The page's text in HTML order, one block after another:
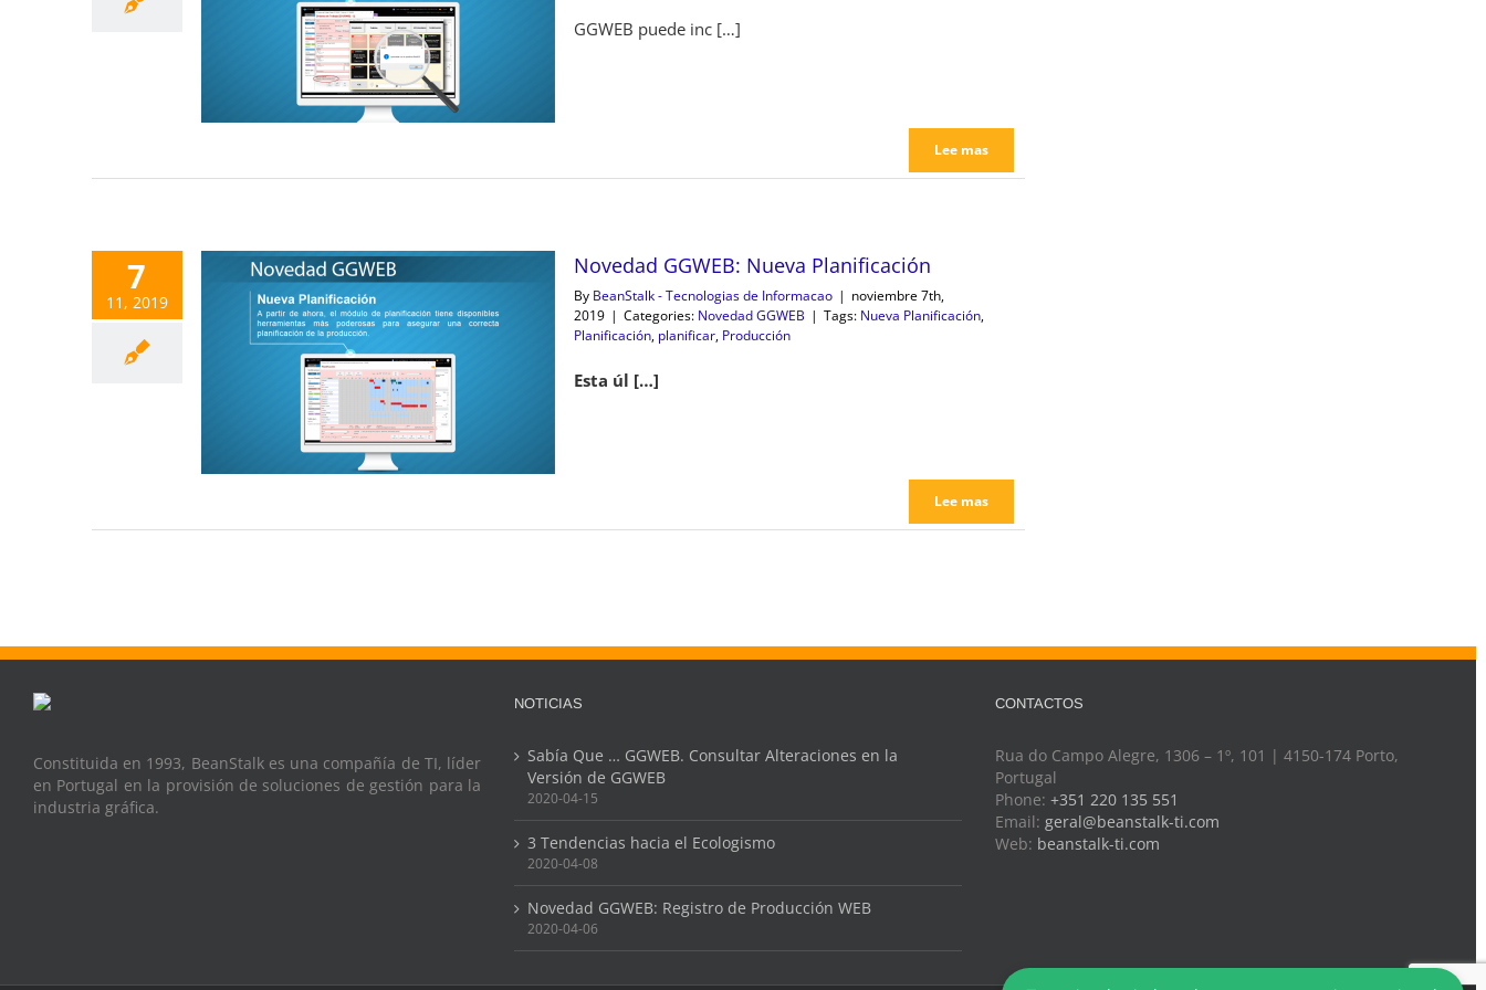
GGWEB puede inc […]
Lee mas
7
11, 2019
Novedad GGWEB: Nueva Planificación
By BeanStalk - Tecnologias de Informacao | noviembre 7th,
2019 | Categories: Novedad GGWEB | Tags: Nueva Planificación,
Planificación, planificar, Producción
Esta úl […]
Lee mas
Constituida en 1993, BeanStalk es una compañía de TI, líder
en Portugal en la provisión de soluciones de gestión para la
industria gráfica.
NOTICIAS
Sabía Que … GGWEB. Consultar Alteraciones en la
Versión de GGWEB
2020-04-15
3 Tendencias hacia el Ecologismo
2020-04-08
Novedad GGWEB: Registro de Producción WEB
2020-04-06
CONTACTOS
Rua do Campo Alegre, 1306 – 1º, 101 | 4150-174 Porto,
Portugal
Phone: +351 220 135 551
Email: geral@beanstalk-ti.com
Web: beanstalk-ti.com